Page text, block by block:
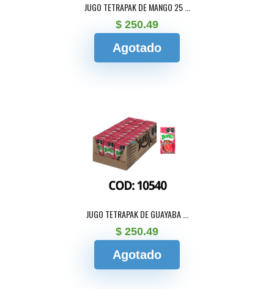
JUGO TETRAPAK DE MANGO 25 ...
$ 250.49
Agotado
JUGO TETRAPAK DE GUAYABA ...
$ 250.49
Agotado